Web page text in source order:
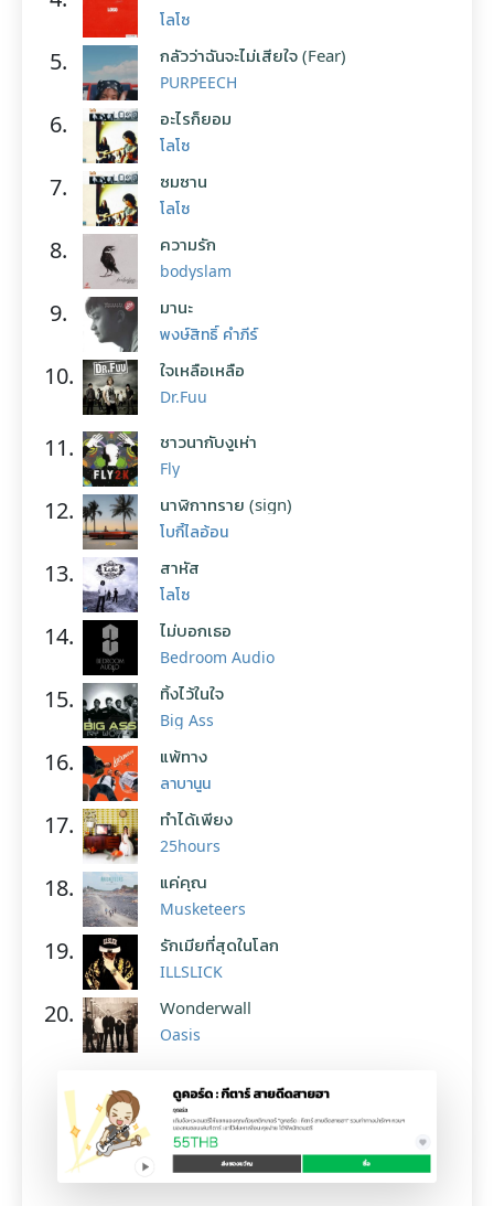
โลโซ
5. กลัวว่าฉันจะไม่เสียใจ (Fear)
PURPEECH
6. อะไรก็ยอม
โลโซ
7. ซมซาน
โลโซ
8. ความรัก
bodyslam
9. มานะ
พงษ์สิทธิ์ คำภีร์
10. ใจเหลือเหลือ
Dr.Fuu
11. ชาวนากับงูเห่า
Fly
12. นาฬิกาทราย (sign)
โบกี้ไลอ้อน
13. สาหัส
โลโซ
14. ไม่บอกเธอ
Bedroom Audio
15. ทิ้งไว้ในใจ
Big Ass
16. แพ้ทาง
ลาบานูน
17. ทำได้เพียง
25hours
18. แค่คุณ
Musketeers
19. รักเมียที่สุดในโลก
ILLSLICK
20. Wonderwall
Oasis